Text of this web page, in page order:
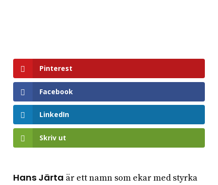
Pinterest
Facebook
LinkedIn
Skriv ut
Hans Järta är ett namn som ekar med styrka